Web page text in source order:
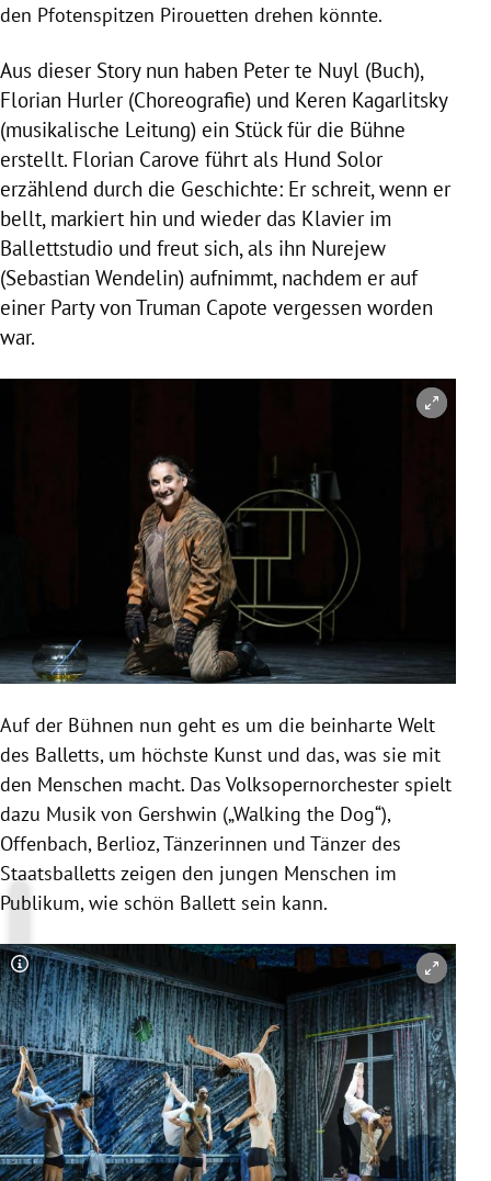
den Pfotenspitzen Pirouetten drehen könnte.
Aus dieser Story nun haben Peter te Nuyl (Buch),
Florian Hurler (Choreografie) und Keren Kagarlitsky
(musikalische Leitung) ein Stück für die Bühne
erstellt. Florian Carove führt als Hund Solor
erzählend durch die Geschichte: Er schreit, wenn er
bellt, markiert hin und wieder das Klavier im
Ballettstudio und freut sich, als ihn Nurejew
(Sebastian Wendelin) aufnimmt, nachdem er auf
einer Party von Truman Capote vergessen worden
war.
Auf der Bühnen nun geht es um die beinharte Welt
des Balletts, um höchste Kunst und das, was sie mit
den Menschen macht. Das Volksopernorchester spielt
dazu Musik von Gershwin („Walking the Dog“),
Offenbach, Berlioz, Tänzerinnen und Tänzer des
Staatsballetts zeigen den jungen Menschen im
Publikum, wie schön Ballett sein kann.
Copyright-Hinweis öffnen/schließen